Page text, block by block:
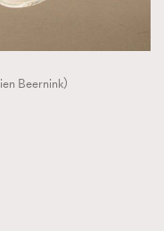
Beernink）